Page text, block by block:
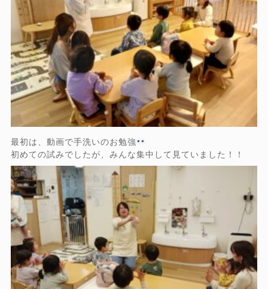
最初は、動画で手洗いのお勉強
初めての試みでしたが、みんな集中して見ていました！！